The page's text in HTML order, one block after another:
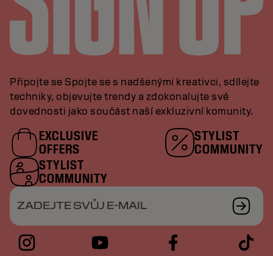
Připojte se Spojte se s nadšenými kreativci, sdílejte
techniky, objevujte trendy a zdokonalujte své
dovednosti jako součást naší exkluzivní komunity.
EXCLUSIVE
OFFERS
STYLIST
COMMUNITY
STYLIST
COMMUNITY
ZADEJTE SVŮJ E-MAIL